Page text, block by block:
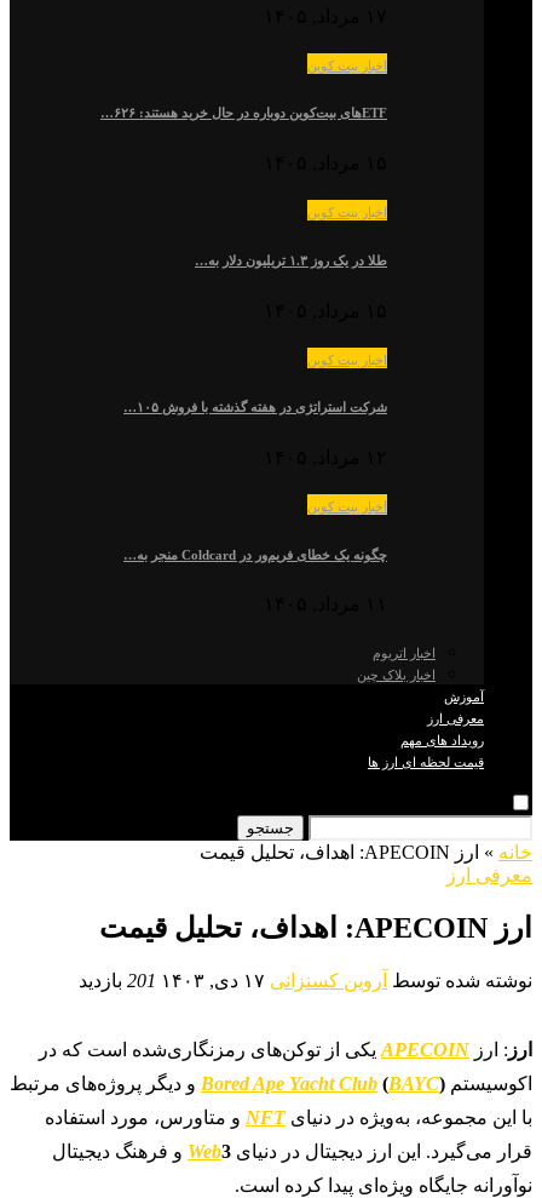
اخبار بیت کوین
ETFهای بیت‌کوین دوباره در حال خرید هستند: ۶۲۶…
اخبار بیت کوین
طلا در یک روز ۱.۳ تریلیون دلار به…
اخبار بیت کوین
شرکت استراتژی در هفته گذشته با فروش ۱۰۵…
اخبار بیت کوین
چگونه یک خطای فریم‌ور در Coldcard منجر به…
اخبار اتریوم
اخبار بلاک چین
آموزش
معرفی ارز
رویداد های مهم
قیمت لحظه ای ارز ها
جستجو
خانه » ارز APECOIN: اهداف، تحلیل قیمت
معرفی ارز
ارز APECOIN: اهداف، تحلیل قیمت
نوشته شده توسط آروین کسنزانی ۱۷ دی, ۱۴۰۳ 201 بازدید
ارز : ارز APECOIN یکی از توکن‌های رمزنگاری‌شده است که در
اکوسیستم
Bored Ape Yacht Club (BAYC)
و دیگر پروژه‌های مرتبط
با این مجموعه، به‌ویژه در دنیایNFT و متاورس، مورد استفاده
قرار می‌گیرد. این ارز دیجیتال در دنیای
Web3
و فرهنگ دیجیتال
نوآورانه جایگاه ویژه‌ای پیدا کرده است.